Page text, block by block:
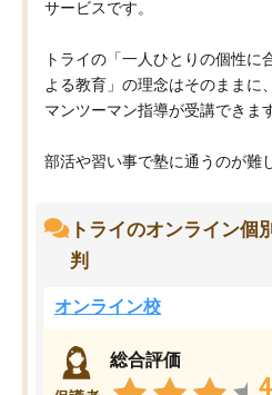
サービスです。
トライの「一人ひとりの個性に
よる教育」の理念はそのままに
マンツーマン指導が受講できま
部活や習い事で塾に通うのが難し
トライのオンライン個
判
オンライン校
総合評価